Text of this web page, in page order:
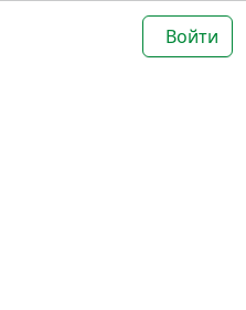
Войти